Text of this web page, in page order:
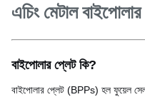
এচিং মেটাল
বাইপোলার প্লেট কি?
বাইপোলার প্লেট (BPPs) হল ফুয়েল